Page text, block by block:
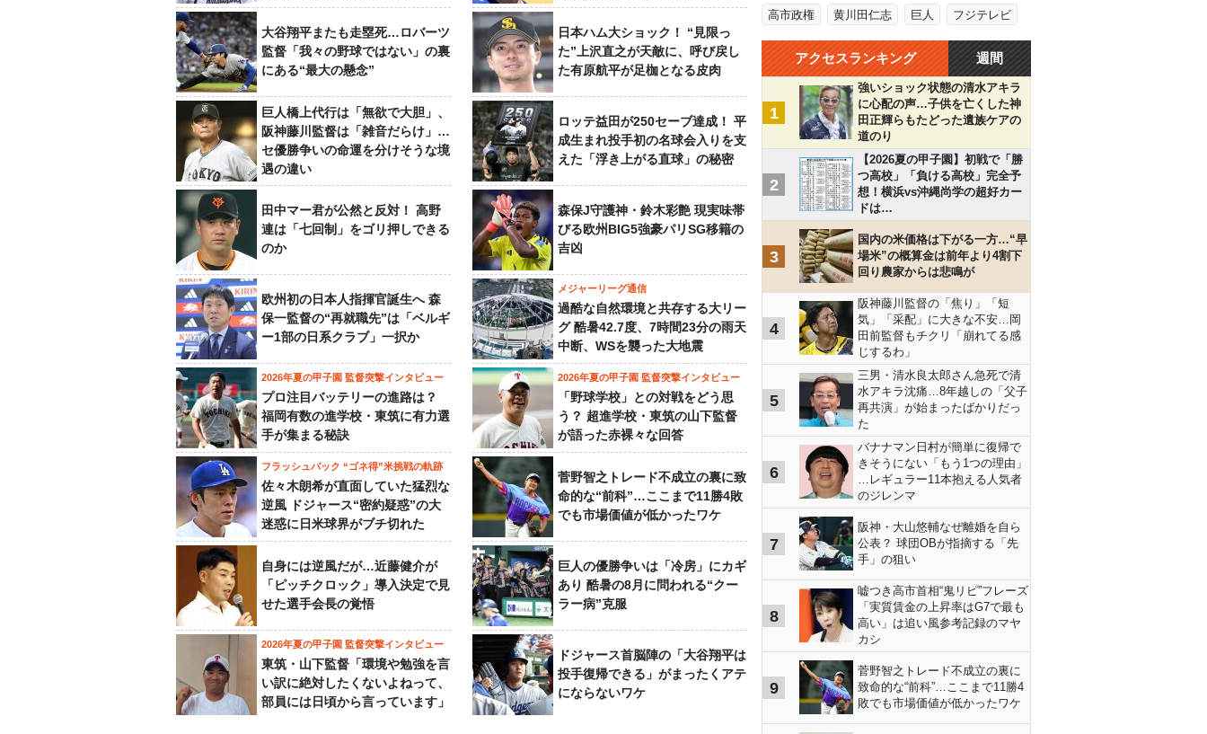
大谷翔平またも走塁死…ロバーツ
監督「我々の野球ではない」の裏
にある“最大の懸念”
日本ハム大ショック！ “見限っ
た”上沢直之が天敵に、呼び戻し
た有原航平が足枷となる皮肉
巨人橋上代行は「無欲で大胆」、
阪神藤川監督は「雑音だらけ」…
セ優勝争いの命運を分けそうな境
遇の違い
ロッテ益田が250セーブ達成！ 平
成生まれ投手初の名球会入りを支
えた「浮き上がる直球」の秘密
田中マー君が公然と反対！ 高野
連は「七回制」をゴリ押しできる
のか
森保J守護神・鈴木彩艶 現実味帯
びる欧州BIG5強豪パリSG移籍の
吉凶
欧州初の日本人指揮官誕生へ 森
保一監督の“再就職先”は「ベルギ
ー1部の日系クラブ」一択か
メジャーリーグ通信
過酷な自然環境と共存する大リー
グ 酷暑42.7度、7時間23分の雨天
中断、WSを襲った大地震
2026年夏の甲子園 監督突撃インタビュー
プロ注目バッテリーの進路は？
福岡有数の進学校・東筑に有力選
手が集まる秘訣
2026年夏の甲子園 監督突撃インタビュー
「野球学校」との対戦をどう思
う？ 超進学校・東筑の山下監督
が語った赤裸々な回答
フラッシュバック “ゴネ得”米挑戦の軌跡
佐々木朗希が直面していた猛烈な
逆風 ドジャース“密約疑惑”の大
迷惑に日米球界がブチ切れた
菅野智之トレード不成立の裏に致
命的な“前科”…ここまで11勝4敗
でも市場価値が低かったワケ
自身には逆風だが…近藤健介が
「ピッチクロック」導入決定で見
せた選手会長の覚悟
巨人の優勝争いは「冷房」にカギ
あり 酷暑の8月に問われる“クー
ラー病”克服
2026年夏の甲子園 監督突撃インタビュー
東筑・山下監督「環境や勉強を言
い訳に絶対したくないよねって、
部員には日頃から言っています」
ドジャース首脳陣の「大谷翔平は
投手復帰できる」がまったくアテ
にならないワケ
高市政権 黄川田仁志 巨人 フジテレビ
アクセスランキング 週間
1
強いショック状態の清水アキラ
に心配の声…子供を亡くした神
田正輝らもたどった遺族ケアの
道のり
2
【2026夏の甲子園】初戦で「勝
つ高校」「負ける高校」完全予
想！横浜vs沖縄尚学の超好カー
ドは…
3
国内の米価格は下がる一方…“早
場米”の概算金は前年より4割下
回り農家からは悲鳴が
4
阪神藤川監督の「焦り」「短
気」「采配」に大きな不安…岡
田前監督もチクリ「崩れてる感
じするわ」
5
三男・清水良太郎さん急死で清
水アキラ沈痛…8年越しの「父子
再共演」が始まったばかりだっ
た
6
バナナマン日村が簡単に復帰で
きそうにない「もう1つの理由」
…レギュラー11本抱える人気者
のジレンマ
7
阪神・大山悠輔なぜ離婚を自ら
公表？ 球団OBが指摘する「先
手」の狙い
8
嘘つき高市首相“鬼リピ”フレーズ
「実質賃金の上昇率はG7で最も
高い」は追い風参考記録のマヤ
カシ
9
菅野智之トレード不成立の裏に
致命的な“前科”…ここまで11勝4
敗でも市場価値が低かったワケ